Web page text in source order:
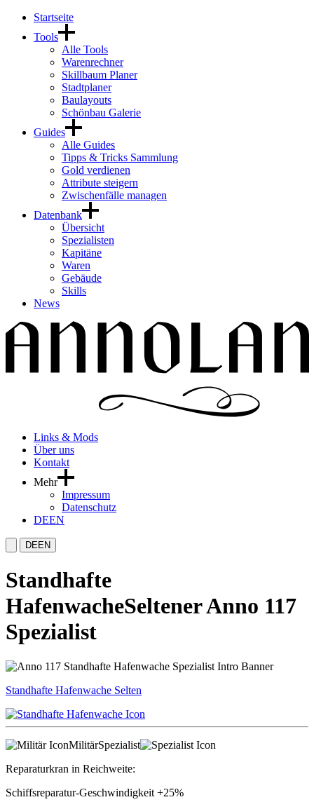
Startseite
Tools
Alle Tools
Warenrechner
Skillbaum Planer
Stadtplaner
Baulayouts
Schönbau Galerie
Guides
Alle Guides
Tipps & Tricks Sammlung
Gold verdienen
Attribute steigern
Zwischenfälle managen
Datenbank
Übersicht
Spezialisten
Kapitäne
Waren
Gebäude
Skills
News
Links & Mods
Über uns
Kontakt
Mehr
Impressum
Datenschutz
DEEN
DEEN
Standhafte
HafenwacheSeltener Anno 117
Spezialist
Standhafte Hafenwache Selten
MilitärSpezialist
Reparaturkran in Reichweite:
Schiffsreparatur-Geschwindigkeit +25%